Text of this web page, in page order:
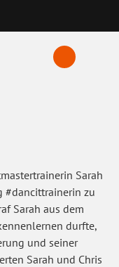
Sarah
#dancittrainerin zu
Sarah aus dem
durfte,
und seiner
Sarah und Chris